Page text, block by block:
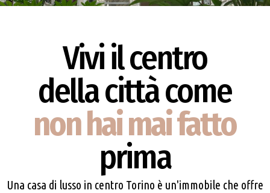
Vivi il centro
della città come
non hai mai fatto
prima
Una casa di lusso in centro Torino è un'immobile che offre